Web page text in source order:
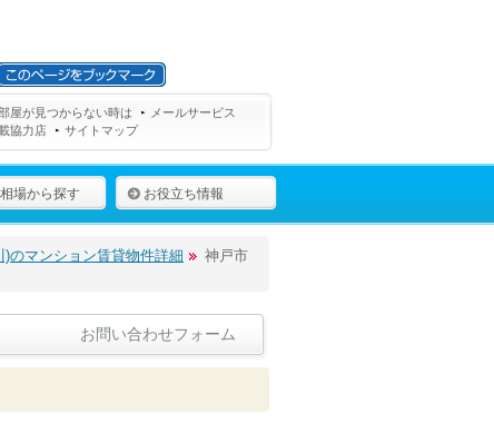
屋が見つからない時は
メールサービス
協力店 サイトマップ
場から探す お役立ち情報
のマンション賃貸物件詳細
神戸市
お問い合わせフォーム